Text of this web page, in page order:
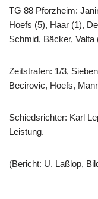
TG 88 Pforzheim:
Hoefs (5), Haar (1),
Schmid, Bäcker, Valta
Zeitstrafen: 1/3,
Becirovic, Hoefs,
Schiedsrichter: Karl
Leistung.
(Bericht: U. Laßlop,